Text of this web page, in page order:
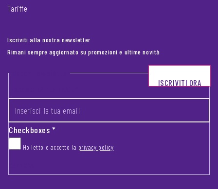
Tariffe
Iscriviti alla nostra newsletter
Rimani sempre aggiornato su promozioni e ultime novità
Footer newsletter
Checkboxes*
Ho letto e accetto la privacy policy
ISCRIVITI ORA